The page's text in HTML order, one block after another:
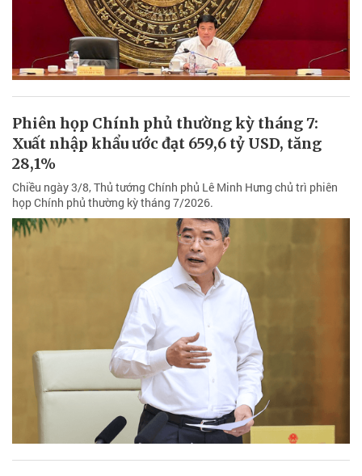
Phiên họp Chính phủ thường kỳ tháng 7:
Xuất nhập khẩu ước đạt 659,6 tỷ USD, tăng
28,1%
Chiều ngày 3/8, Thủ tướng Chính phủ Lê Minh Hưng chủ trì phiên
họp Chính phủ thường kỳ tháng 7/2026.